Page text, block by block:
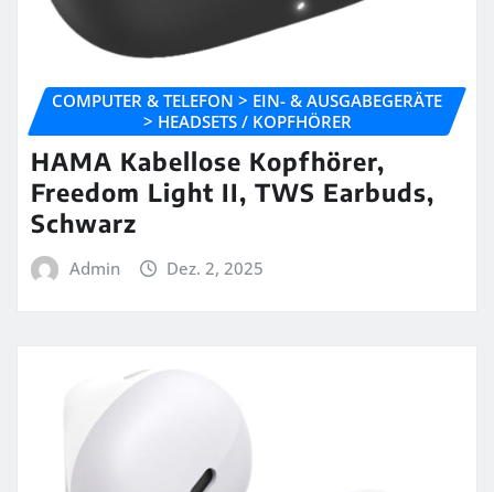
COMPUTER & TELEFON > EIN- & AUSGABEGERÄTE
> HEADSETS / KOPFHÖRER
HAMA Kabellose Kopfhörer,
Freedom Light II, TWS Earbuds,
Schwarz
Admin Dez. 2, 2025